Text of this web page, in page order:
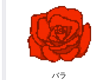
バラ